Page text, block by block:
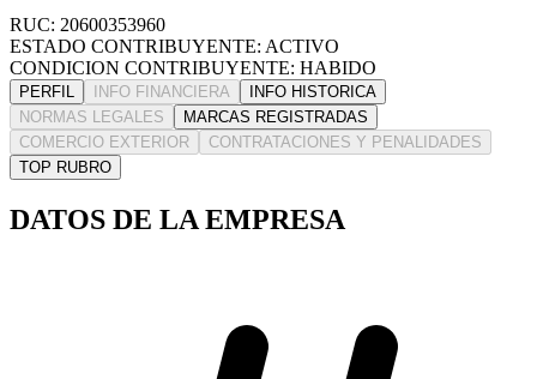
RUC: 20600353960
ESTADO CONTRIBUYENTE: ACTIVO
CONDICION CONTRIBUYENTE: HABIDO
PERFIL INFO FINANCIERA
INFO HISTORICA
NORMAS LEGALES
MARCAS REGISTRADAS
COMERCIO EXTERIOR
CONTRATACIONES Y PENALIDADES
TOP RUBRO
DATOS DE LA EMPRESA